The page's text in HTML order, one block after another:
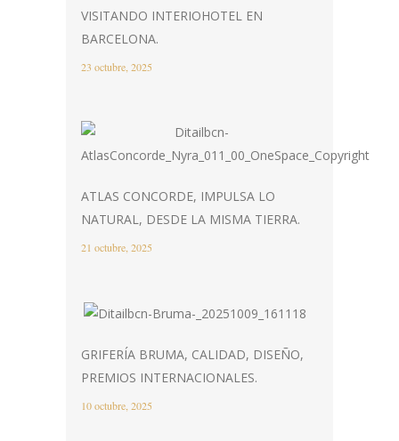
VISITANDO INTERIOHOTEL EN
BARCELONA.
23 octubre, 2025
ATLAS CONCORDE, IMPULSA LO
NATURAL, DESDE LA MISMA TIERRA.
21 octubre, 2025
GRIFERÍA BRUMA, CALIDAD, DISEÑO,
PREMIOS INTERNACIONALES.
10 octubre, 2025